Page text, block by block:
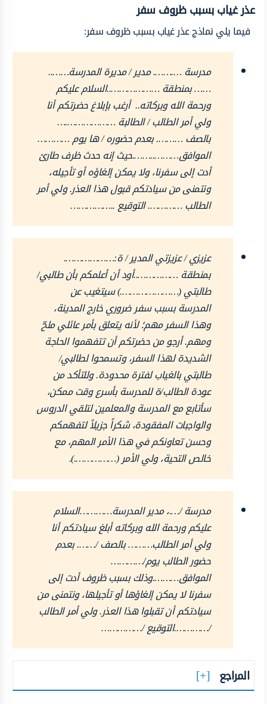
عذر غياب بسبب ظروف سفر
فيما يلي نماذج عذر غياب بسبب ظروف سفر:
مدرسة ….……. مدير / مديرة المدرسة……..
…… بمنطقة ………………..السلام عليكم
ورحمة الله وبركاته.. أرغب بإبلاغ حضرتكم أنا
ولي أمر الطالب / الطالبة ……………….…
بالصف ………. بعدم حضوره / ها يوم …………
الموافق………..…….حيث إنه حدث ظرف طارئ
أدت إلى سفرنا، ولا يمكن إلغاؤه أو تأجيله،
ونتمنى من سيادتكم قبول هذا العذر. ولي أمر
الطالب …………. التوقيع ..……………
عزيزي / عزيزتي المدير / ة:……………….
بمنطقة ……………..أود أن أعلمكم بأن طالبي/
طالبتي (………………….) سيتغيب عن
المدرسة بسبب سفر ضروري خارج المدينة،
وهذا السفر مهم؛ لأنه يتعلق بأمر عائلي ملحّ
ومهم. أرجو من حضرتكم أن تتفهموا الحاجة
الشديدة لهذا السفر، وتسمحوا لطالبي/
طالبتي بالغياب لفترة محدودة. وللتأكد من
عودة الطالب/ة للمدرسة بأسرع وقت ممكن،
سأتابع مع المدرسة والمعلمين لتلقي الدروس
والواجبات المفقودة، شكراً جزيلاً لتفهمكم
وحسن تعاونكم في هذا الأمر المهم، مع
خالص التحية، ولي الأمر (…………….).
مدرسة /….، مدير المدرسة…………السلام
عليكم ورحمة الله وبركاته أبلغ سيادتكم أنا
ولي أمر الطالب……… بالصف /……. بعدم
حضور الطالب يوم/…………
الموافق……….وذلك بسبب ظروف أدت إلى
سفرنا لا يمكن إلغاؤها أو تأجيلها، ونتمنى من
سيادتكم أن تقبلوا هذا العذر. ولي أمر الطالب
/………….التوقيع /……………
المراجع